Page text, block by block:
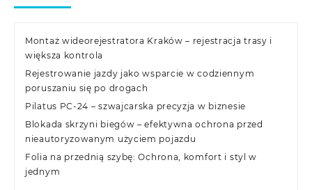
Montaż wideorejestratora Kraków – rejestracja trasy i
większa kontrola
Rejestrowanie jazdy jako wsparcie w codziennym
poruszaniu się po drogach
Pilatus PC-24 – szwajcarska precyzja w biznesie
Blokada skrzyni biegów – efektywna ochrona przed
nieautoryzowanym użyciem pojazdu
Folia na przednią szybę: Ochrona, komfort i styl w
jednym